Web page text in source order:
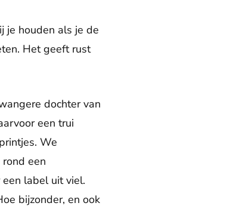
je houden als je de
Het geeft rust
dochter van
een trui
We
een
label uit viel.
bijzonder, en ook